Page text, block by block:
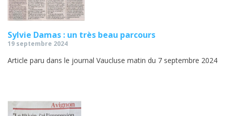
Sylvie Damas : un très beau parcours
19 septembre 2024
Article paru dans le journal Vaucluse matin du 7 septembre 2024